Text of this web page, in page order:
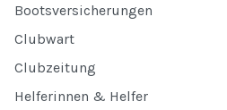
Bootsversicherungen
Clubwart
Clubzeitung
Helferinnen & Helfer